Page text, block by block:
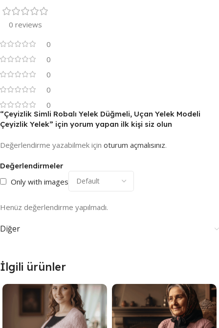
0 reviews
0
0
0
0
0
Değerlendirmeler
Only with images
Henüz değerlendirme yapılmadı.
“Çeyizlik Simli Robalı Yelek Düğmeli, Uçan Yelek Modeli
Çeyizlik Yelek” için yorum yapan ilk kişi siz olun
Değerlendirme yazabilmek için oturum açmalısınız.
Diğer
İlgili ürünler